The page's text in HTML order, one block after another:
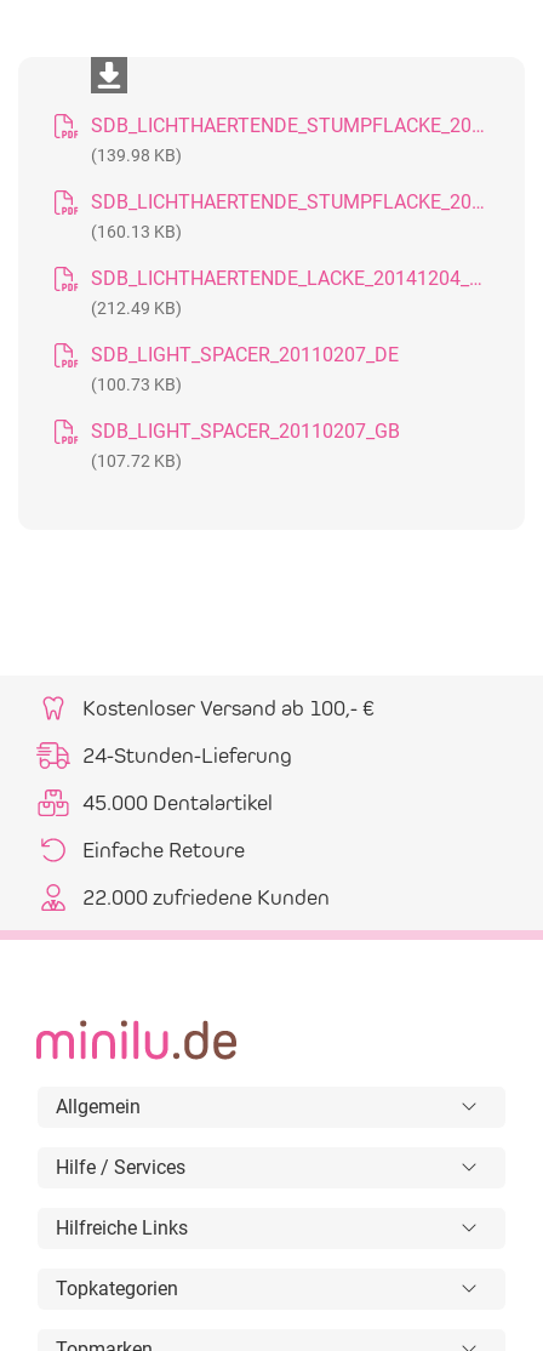
SDB_LICHTHAERTENDE_STUMPFLACKE_20181017_DE
(139.98 KB)
SDB_LICHTHAERTENDE_STUMPFLACKE_20181017_GB
(160.13 KB)
SDB_LICHTHAERTENDE_LACKE_20141204_DE
(212.49 KB)
SDB_LIGHT_SPACER_20110207_DE
(100.73 KB)
SDB_LIGHT_SPACER_20110207_GB
(107.72 KB)
Kostenloser Versand ab 100,- €
24-Stunden-Lieferung
45.000 Dentalartikel
Einfache Retoure
22.000 zufriedene Kunden
Allgemein
Hilfe / Services
Hilfreiche Links
Topkategorien